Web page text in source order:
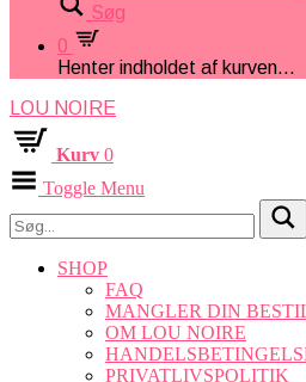
Søg
0
Henter indholdet af kurven...
LOU NOIRE
Kurv 0
Toggle Menu
SHOP
FAQ
MANGLER DIN
OM LOU NOIRE
PRIVATLIVSPOLITIK